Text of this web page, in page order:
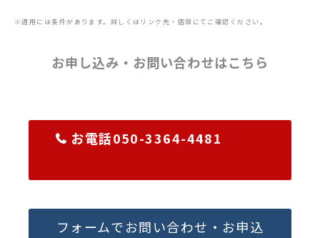
※適用には条件があります。詳しくはリンク先・店頭にてご確認ください。
お申し込み・お問い合わせはこちら
お電話050-3364-4481
フォームでお問い合わせ・お申込